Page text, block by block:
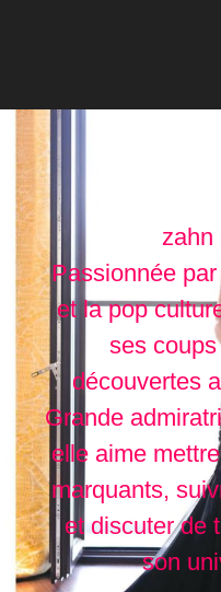
zahn
Passionnée
et la pop
ses
découvertes
Grande
elle aime
marquants,
et discuter de
son